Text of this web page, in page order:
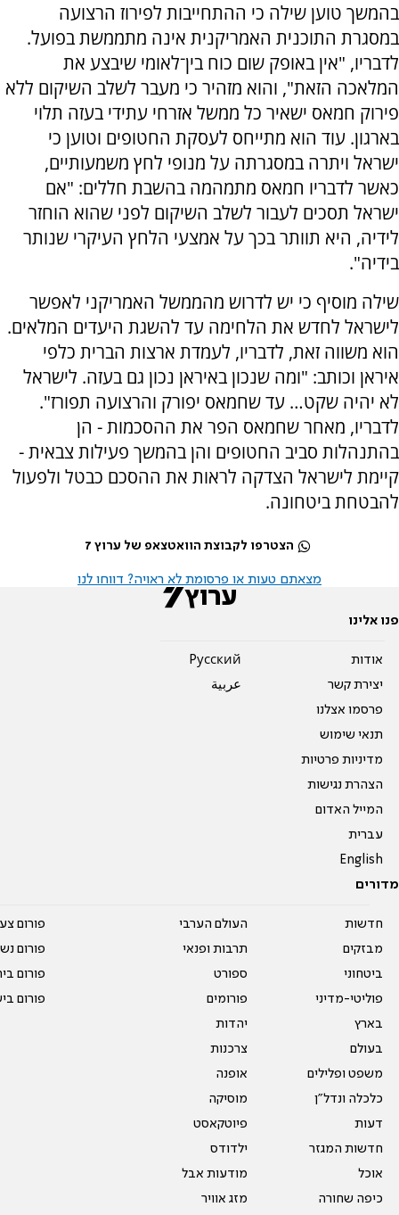
בהמשך טוען שילה כי ההתחייבות לפירוז הרצועה
במסגרת התוכנית האמריקנית אינה מתממשת בפועל.
לדבריו, "אין באופק שום כוח בין־לאומי שיבצע את
המלאכה הזאת", והוא מזהיר כי מעבר לשלב השיקום ללא
פירוק חמאס ישאיר כל ממשל אזרחי עתידי בעזה תלוי
בארגון. עוד הוא מתייחס לעסקת החטופים וטוען כי
ישראל ויתרה במסגרתה על מנופי לחץ משמעותיים,
כאשר לדבריו חמאס מתמהמה בהשבת חללים: "אם
ישראל תסכים לעבור לשלב השיקום לפני שהוא הוחזר
לידיה, היא תוותר בכך על אמצעי הלחץ העיקרי שנותר
בידיה".
שילה מוסיף כי יש לדרוש מהממשל האמריקני לאפשר
לישראל לחדש את הלחימה עד להשגת היעדים המלאים.
הוא משווה זאת, לדבריו, לעמדת ארצות הברית כלפי
איראן וכותב: "ומה שנכון באיראן נכון גם בעזה. לישראל
לא יהיה שקט… עד שחמאס יפורק והרצועה תפורז".
לדבריו, מאחר שחמאס הפר את ההסכמות - הן
בהתנהלות סביב החטופים והן בהמשך פעילות צבאית -
קיימת לישראל הצדקה לראות את ההסכם כבטל ולפעול
להבטחת ביטחונה.
הצטרפו לקבוצת הוואטצאפ של ערוץ 7
מצאתם טעות או פרסומת לא ראויה? דווחו לנו
פנו אלינו
אודות
יצירת קשר
פרסמו אצלנו
תנאי שימוש
מדיניות פרטיות
הצהרת נגישות
המייל האדום
עברית
English
Pусский
عربية
מדורים
חדשות
מבזקים
ביטחוני
פוליטי-מדיני
בארץ
בעולם
משפט ופלילים
כלכלה ונדל"ן
דעות
חדשות המגזר
אוכל
כיפה שחורה
העולם הערבי
תרבות ופנאי
ספורט
פורומים
יהדות
צרכנות
אופנה
מוסיקה
פיוטקאסט
ילדודס
מודעות אבל
מזג אוויר
פורום
פורום
פורום
פורום